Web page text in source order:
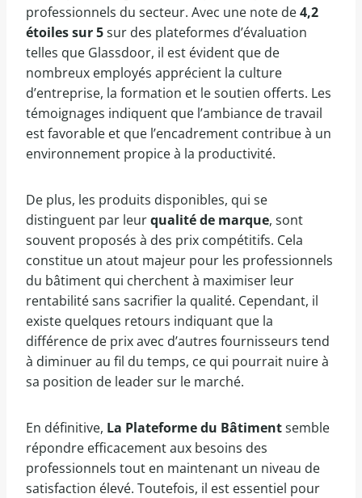
professionnels du secteur. Avec une note de4,2
étoiles sur 5sur des plateformes d’évaluation
telles que Glassdoor, il est évident que de
nombreux employés apprécient la culture
d’entreprise, la formation et le soutien offerts. Les
témoignages indiquent que l’ambiance de travail
est favorable et que l’encadrement contribue à un
environnement propice à la productivité.
De plus, les produits disponibles, qui se
distinguent par leurqualité de marque, sont
souvent proposés à des prix compétitifs. Cela
constitue un atout majeur pour les professionnels
du bâtiment qui cherchent à maximiser leur
rentabilité sans sacrifier la qualité. Cependant, il
existe quelques retours indiquant que la
différence de prix avec d’autres fournisseurs tend
à diminuer au fil du temps, ce qui pourrait nuire à
sa position de leader sur le marché.
En définitive, La Plateforme du Bâtimentsemble
répondre efficacement aux besoins des
professionnels tout en maintenant un niveau de
satisfaction élevé. Toutefois, il est essentiel pour